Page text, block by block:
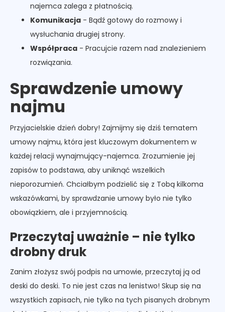
najemca zalega z płatnością.
Komunikacja - Bądź gotowy do rozmowy i
wysłuchania drugiej strony.
Współpraca - Pracujcie razem nad znalezieniem
rozwiązania.
Sprawdzenie umowy
najmu
Przyjacielskie dzień dobry! Zajmijmy się dziś tematem
umowy najmu, która jest kluczowym dokumentem w
każdej relacji wynajmujący-najemca. Zrozumienie jej
zapisów to podstawa, aby uniknąć wszelkich
nieporozumień. Chciałbym podzielić się z Tobą kilkoma
wskazówkami, by sprawdzanie umowy było nie tylko
obowiązkiem, ale i przyjemnością.
Przeczytaj uważnie – nie tylko
drobny druk
Zanim złożysz swój podpis na umowie, przeczytaj ją od
deski do deski. To nie jest czas na lenistwo! Skup się na
wszystkich zapisach, nie tylko na tych pisanych drobnym